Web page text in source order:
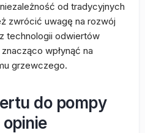
od tradycyjnych
zwrócić uwagę na rozwój
technologii odwiertów
wpłynąć na
grzewczego.
do pompy
opinie